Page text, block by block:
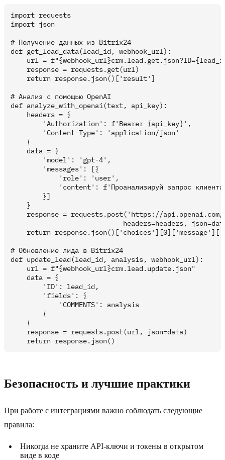
import requests
import json
# Получение данных из Bitrix24
def get_lead_data(lead_id, webhook_url):
url =
    response = requests.get(url)
    return response.json()['result']
# Анализ с помощью OpenAI
def analyze_with_openai(text, api_key):
    headers = {
        'Authorization': f'Bearer {api_key}',
        'Content-Type': 'application/json'
    }
    data = {
        'model': 'gpt-4',
        'messages': [{
            'role': 'user',
'content': f'Проанализируй запрос
        }]
    }
response = requests.post('https://
headers=headers,
return
# Обновление лида в Bitrix24
def update_lead(lead_id, analysis, webhook_url):
    url = f"{webhook_url}crm.lead.update.json"
    data = {
        'ID': lead_id,
        'fields': {
            'COMMENTS': analysis
        }
    }
    response = requests.post(url, json=data)
Безопасность и лучшие практики
При работе с интеграциями важно соблюдать следующие
правила:
Никогда не храните API-ключи и токены в открытом
виде в коде